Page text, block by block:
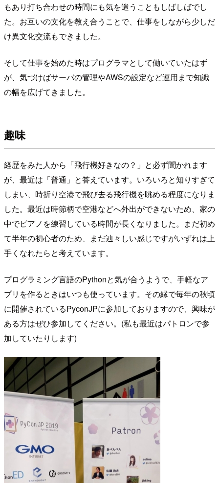
もあり打ち合わせの時間にも気を遣うこともしばしばでし
た。お互いの文化を教え合うことで、仕事をしながら少しだ
け異文化交流もできました。
そして仕事を始めた時はプログラマとして働いていたはず
が、気づけばサーバの管理やAWSの設定など運用まで知識
の幅を広げてきました。
趣味
経歴をみた人から「飛行機好きなの？」と必ず聞かれます
が、最近は「普通」と答えています。いろいろと知りすぎて
しまい、時折り空港で飛び去る飛行機を眺める程度になりま
した。最近は時節柄で空港などへ外出ができないため、家の
中でピアノを練習している時間が長くなりました。まだ初め
て半年の初心者のため、まだ辿々しい感じですがいずれは上
手くなれたらと考えています。
プログラミング言語のPythonと気が合うようで、手軽なア
プリを作るときはいつも使っています。その縁で毎年の秋頃
に開催されているPyconJPに参加しておりますので、興味が
ある方はぜひ参加してください。(私も最近はパトロンで参
加していたりします)